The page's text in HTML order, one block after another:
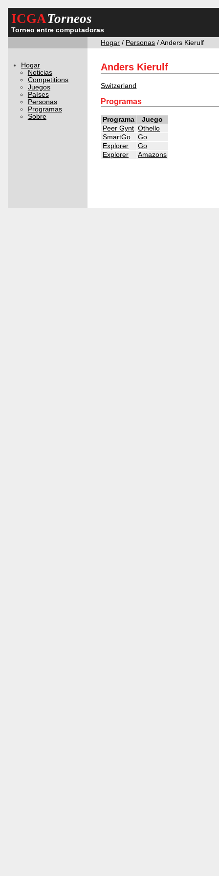
ICGATorneos
Torneo entre computadoras
Hogar / Personas / Anders Kierulf
Hogar
Noticias
Competitions
Juegos
Países
Personas
Programas
Sobre
Anders Kierulf
Switzerland
Programas
Programa
Juego
Peer Gynt Othello
SmartGo
Go
Explorer
Go
Explorer
Amazons